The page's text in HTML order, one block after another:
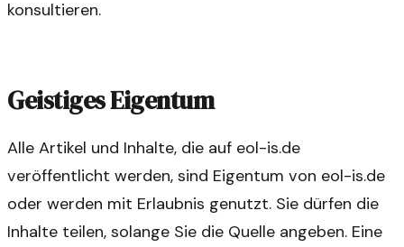
konsultieren.
Geistiges Eigentum
Alle Artikel und Inhalte, die auf eol-is.de
veröffentlicht werden, sind Eigentum von eol-is.de
oder werden mit Erlaubnis genutzt. Sie dürfen die
Inhalte teilen, solange Sie die Quelle angeben. Eine